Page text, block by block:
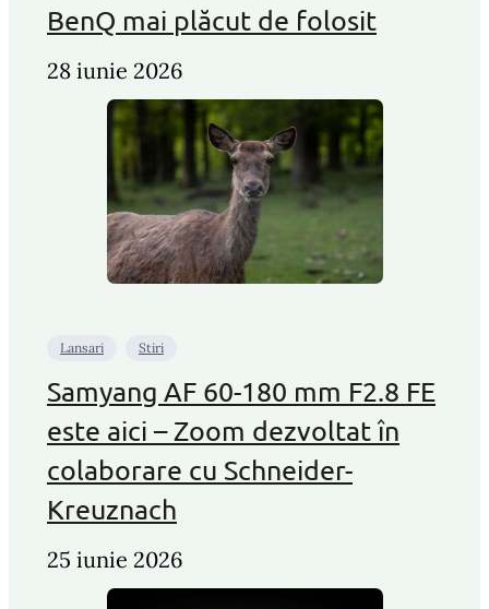
BenQ mai plăcut de folosit
28 iunie 2026
Lansari Stiri
Samyang AF 60-180 mm F2.8 FE
este aici – Zoom dezvoltat în
colaborare cu Schneider-
Kreuznach
25 iunie 2026